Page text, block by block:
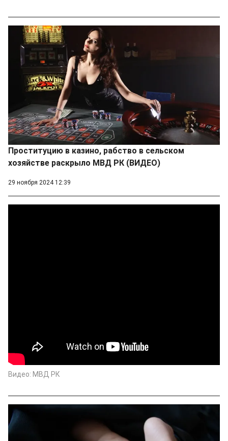
Проституцию в казино, рабство в сельском
хозяйстве раскрыло МВД РК (ВИДЕО)
29 ноября 2024 12:39
Видео: МВД РК